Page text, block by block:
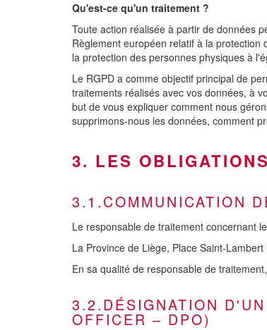
Qu'est-ce qu'un traitement ?
Toute action réalisée à partir de données
Règlement européen relatif à la
la protection des personnes physiques à
Le RGPD a comme objectif principal de
traitements réalisés avec vos données, à
but de vous expliquer comment nous
supprimons-nous les données, comment
3. LES
3.1.COMMUNICATION
Le responsable de traitement concernant
La Province de Liège, Place Saint-
En sa qualité de responsable de
3.2.DÉSIGNATION
OFFICER – DPO)